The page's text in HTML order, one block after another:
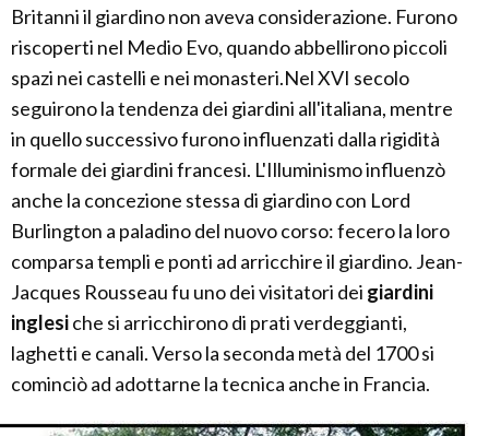
Britanni il giardino non aveva considerazione. Furono
riscoperti nel Medio Evo, quando abbellirono piccoli
spazi nei castelli e nei monasteri.Nel XVI secolo
seguirono la tendenza dei giardini all'italiana, mentre
in quello successivo furono influenzati dalla rigidità
formale dei giardini francesi. L'Illuminismo influenzò
anche la concezione stessa di giardino con Lord
Burlington a paladino del nuovo corso: fecero la loro
comparsa templi e ponti ad arricchire il giardino. Jean-
Jacques Rousseau fu uno dei visitatori dei giardini
inglesiche si arricchirono di prati verdeggianti,
laghetti e canali. Verso la seconda metà del 1700 si
cominciò ad adottarne la tecnica anche in Francia.